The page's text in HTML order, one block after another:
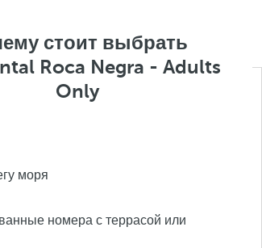
стоит выбрать
Roca Negra - Adults
Only
моря
номера с террасой или